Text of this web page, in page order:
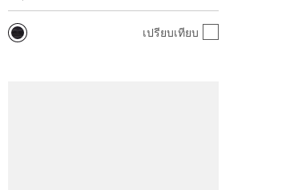
เปรียบเทียบ